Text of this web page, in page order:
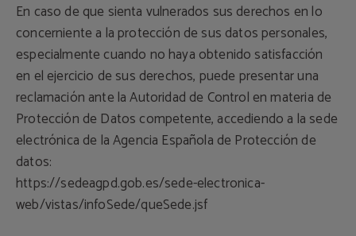
En caso de que sienta vulnerados sus derechos en lo
concerniente a la protección de sus datos personales,
especialmente cuando no haya obtenido satisfacción
en el ejercicio de sus derechos, puede presentar una
reclamación ante la Autoridad de Control en materia de
Protección de Datos competente, accediendo a la sede
electrónica de la Agencia Española de Protección de
datos:
https://sedeagpd.gob.es/sede-electronica-
web/vistas/infoSede/queSede.jsf